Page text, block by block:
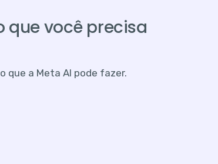
que você precisa
que a Meta AI pode fazer.